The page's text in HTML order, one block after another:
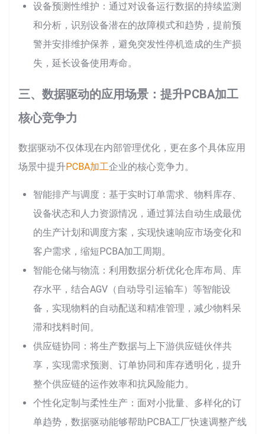
设备预测性维护：通过对设备运行数据的持续监测
和分析，识别设备潜在的故障模式和趋势，提前预
警并安排维护保养，避免突发性停机造成的生产损
失，延长设备使用寿命。
三、数据驱动的应用场景：提升PCBA加工
核心竞争力
数据驱动不仅体现在内部管理优化，更在多个具体应用
场景中提升PCBA加工企业的核心竞争力。
智能排产与调度：基于实时订单需求、物料库存、
设备状态和人力资源情况，通过算法自动生成最优
的生产计划和调度方案，实现快速响应市场变化和
客户需求，缩短PCBA加工周期。
智能仓储与物流：利用数据分析优化仓库布局、库
存水平，结合AGV（自动导引运输车）等智能设
备，实现物料的自动配送和精准管理，减少物料呆
滞和找料时间。
供应链协同：将生产数据与上下游供应链伙伴共
享，实现需求预测、订单协同和库存透明化，提升
整个供应链的运作效率和抗风险能力。
个性化定制与柔性生产：面对小批量、多样化的订
单趋势，数据驱动能够帮助PCBA工厂快速调整产线